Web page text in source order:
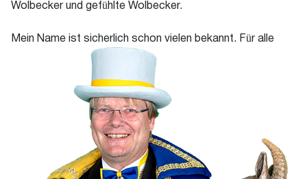
Wolbecker und gefühlte Wolbecker.
Mein Name ist sicherlich schon vielen bekannt. Für alle